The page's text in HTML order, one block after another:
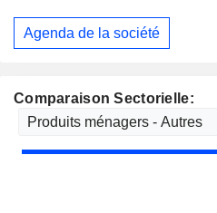
Comparaison Sectorielle:
Agenda de la société